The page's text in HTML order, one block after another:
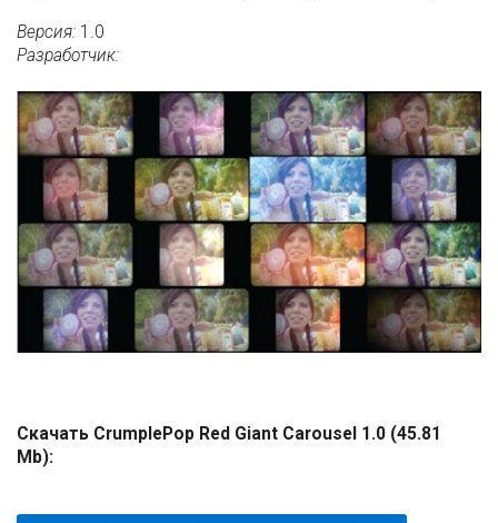
Версия: 1.0
Разработчик:
Скачать CrumplePop Red Giant Carousel 1.0 (45.81
Mb):